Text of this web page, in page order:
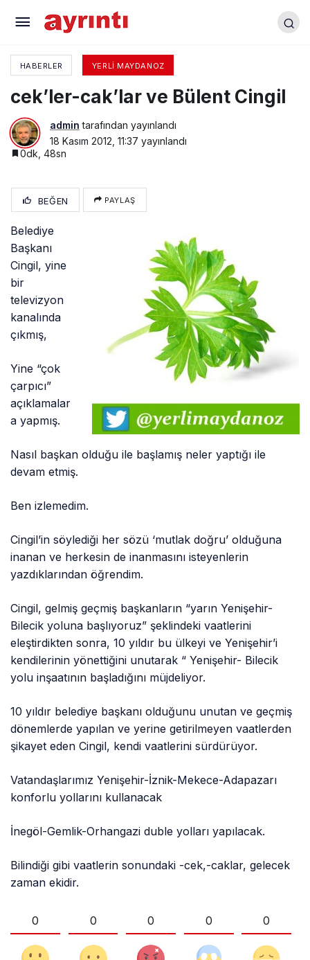
HABERLER YERLI MAYDANOZ
cek’ler-cak’lar ve Bülent Cingil
admin tarafından yayınlandı
18 Kasım 2012, 11:37 yayınlandı
0dk, 48sn
BEĞEN PAYLAŞ
Belediye
Başkanı
Cingil, yine
bir
televizyon
kanalında
çıkmış,
Yine “çok
çarpıcı”
açıklamalar
a yapmış.
Nasıl başkan olduğu ile başlamış neler yaptığı ile
devam etmiş.
Ben izlemedim.
Cingil’in söylediği her sözü ‘mutlak doğru’ olduğuna
inanan ve herkesin de inanmasını isteyenlerin
yazdıklarından öğrendim.
Cingil, gelmiş geçmiş başkanların “yarın Yenişehir-
Bilecik yoluna başlıyoruz” şeklindeki vaatlerini
eleştirdikten sonra, 10 yıldır bu ülkeyi ve Yenişehir’i
kendilerinin yönettiğini unutarak “ Yenişehir- Bilecik
yolu inşaatının başladığını müjdeliyor.
10 yıldır belediye başkanı olduğunu unutan ve geçmiş
dönemlerde yapılan ve yerine getirilmeyen vaatlerden
şikayet eden Cingil, kendi vaatlerini sürdürüyor.
Vatandaşlarımız Yenişehir-İznik-Mekece-Adapazarı
konforlu yollarını kullanacak
İnegöl-Gemlik-Orhangazi duble yolları yapılacak.
Bilindiği gibi vaatlerin sonundaki -cek,-caklar, gelecek
zaman ekidir.
0 0 0 0 0
AKP İl Başkanı Sedat Yalçın neler demiş?